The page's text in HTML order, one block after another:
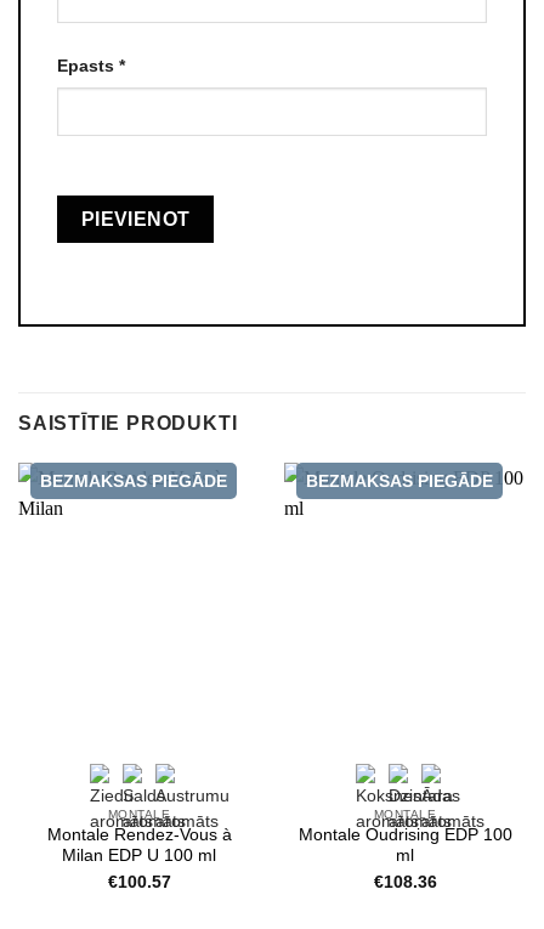
Epasts *
SAISTĪTIE PRODUKTI
BEZMAKSAS PIEGĀDE
MONTALE
Montale Rendez-Vous à
Milan EDP U 100 ml
€100.57
BEZMAKSAS PIEGĀDE
MONTALE
Montale Oudrising EDP 100
ml
€108.36